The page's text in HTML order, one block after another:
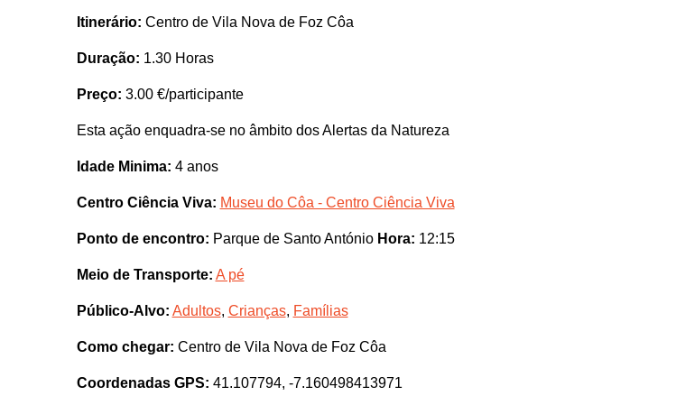
Itinerário: Centro de Vila Nova de Foz Côa
Duração: 1.30 Horas
Preço: 3.00 €/participante
Esta ação enquadra-se no âmbito dos Alertas da Natureza
Idade Minima: 4 anos
Centro Ciência Viva: Museu do Côa - Centro Ciência Viva
Ponto de encontro: Parque de Santo António Hora: 12:15
Meio de Transporte: A pé
Público-Alvo: Adultos, Crianças, Famílias
Como chegar: Centro de Vila Nova de Foz Côa
Coordenadas GPS: 41.107794, -7.160498413971